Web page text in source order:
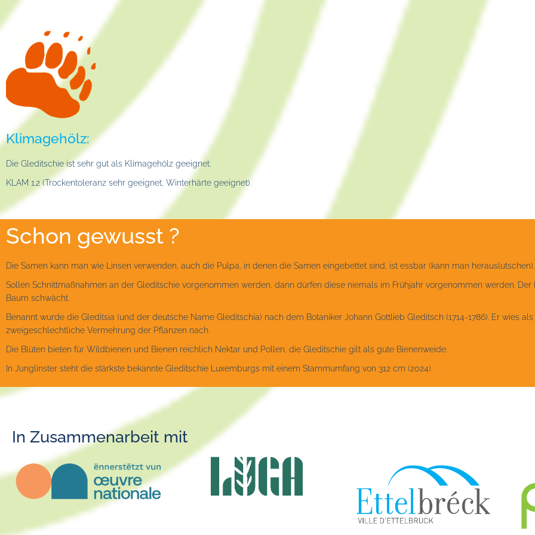
Klimagehölz:
Die Gleditschie ist sehr gut als Klimagehölz geeignet.
KLAM 1.2 (Trockentoleranz sehr geeignet, Winterhärte geeignet).
Schon gewusst ?
Die Samen kann man wie Linsen verwenden, auch die Pulpa, in denen die Samen eingebettet sind, ist essbar (kann man
Sollen Schnittmaßnahmen an der Gleditschie vorgenommen werden, dann dürfen diese niemals im Frühjahr vorgenommen werden. Der
Baum schwächt.
Benannt wurde die Gleditsia (und der deutsche Name Gleditschia) nach dem Botaniker Johann Gottlieb Gleditsch (1714-1786). Er wies
zweigeschlechtliche Vermehrung der Pflanzen nach.
Die Blüten bieten für Wildbienen und Bienen reichlich Nektar und Pollen, die Gleditschie gilt als gute Bienenweide.
In Junglinster steht die stärkste bekannte Gleditschie Luxemburgs mit einem Stammumfang von 312 cm (2024).
In Zusammenarbeit mit